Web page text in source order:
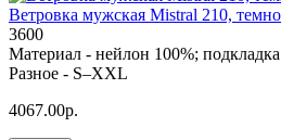
Ветровка мужская Mistral 210,
3600
Материал - нейлон 100%;
Разное - S–XXL
4067.00р.